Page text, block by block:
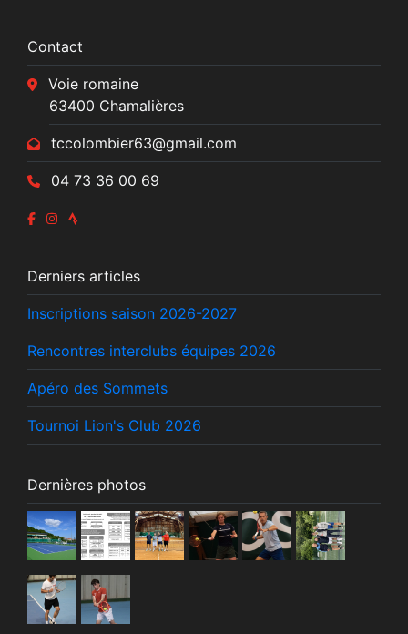
Contact
Voie romaine
63400 Chamalières
tccolombier63@gmail.com
04 73 36 00 69
Derniers articles
Inscriptions saison 2026-2027
Rencontres interclubs équipes 2026
Apéro des Sommets
Tournoi Lion's Club 2026
Dernières photos